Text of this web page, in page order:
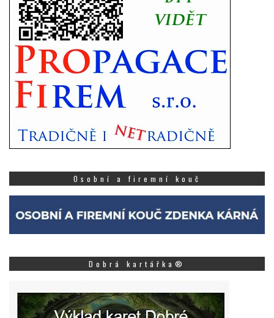
Osobní a firemní kouč
Dobrá kartářka®